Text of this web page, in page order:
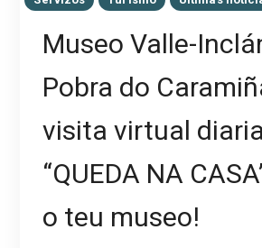
Museo Valle-
Pobra do
visita virtual
“QUEDA NA
o teu museo!